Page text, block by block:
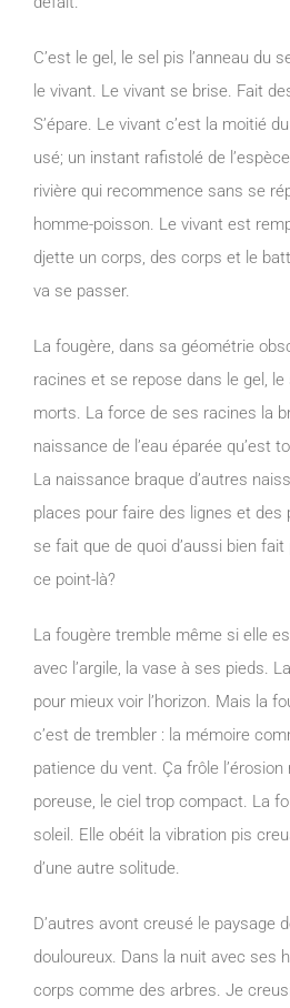
C’est le gel, le sel pis l’anneau du
le vivant. Le vivant se brise. Fait
S’épare. Le vivant c’est la moitié
usé; un instant rafistolé de
rivière qui recommence sans se
homme-poisson. Le vivant est
djette un corps, des corps et le
va se passer.
La fougère, dans sa géométrie
racines et se repose dans le gel,
morts. La force de ses racines la
naissance de l’eau éparée qu’est
La naissance braque d’autres
places pour faire des lignes et
se fait que de quoi d’aussi bien
ce point-là?
La fougère tremble même si elle
avec l’argile, la vase à ses pieds.
pour mieux voir l’horizon. Mais la
c’est de trembler : la mémoire
patience du vent. Ça frôle
poreuse, le ciel trop compact. La
soleil. Elle obéit la vibration pis
d’une autre solitude.
D’autres avont creusé le paysage
douloureux. Dans la nuit avec ses
corps comme des arbres. Je